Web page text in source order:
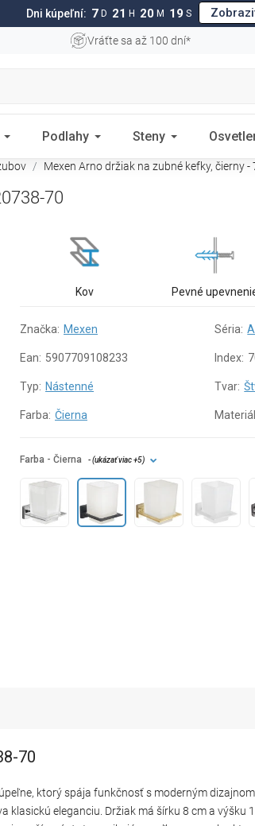
Dni kúpeľní: 7 D 21 H 20 M 18 S
Vráťte sa až 100 dní*
Podlahy Steny
Mexen Arno držiak na zubné kefky, čierny -
70
Kov Pevné
Značka: Mexen Séria:
Ean: 5907709108233 Index:
Typ: Nástenné Tvar:
Farba: Čierna
Farba - Čierna - (ukázať viac+5)
70
ktorý spája funkčnosť s moderným
eleganciu. Držiak má šírku 8 cm a výšku